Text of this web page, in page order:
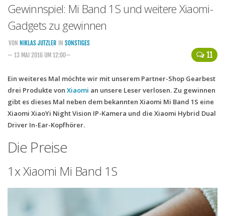
Kommende Smartwatches
Marken und Modelle
Handytarife
Smartphonetarife
Datentarife
o2
Datentarife
Mobilfunk-Vergleichsrechner
Gewinnspiel: Mi Band 1S und weitere Xiaomi-
Gadgets zu gewinnen
11
VON NIKLAS JUTZLER IN SONSTIGES
— 13 MAI 2016 UM 12:00—
Ein weiteres Mal möchte wir mit unserem Partner-Shop Gearbest
drei Produkte von Xiaomi an unsere Leser verlosen. Zu gewinnen
gibt es dieses Mal neben dem bekannten Xiaomi Mi Band 1S eine
Xiaomi XiaoYi Night Vision IP-Kamera und die Xiaomi Hybrid Dual
Driver In-Ear-Kopfhörer.
Die Preise
1x Xiaomi Mi Band 1S